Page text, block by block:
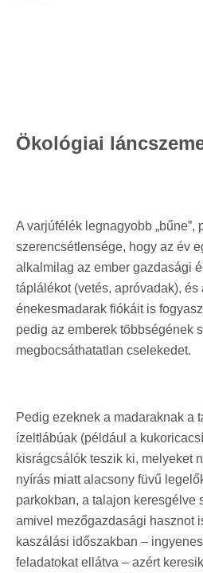
Ökológiai
A varjúfélék legnagyobb „bűne”,
szerencsétlensége, hogy az év
alkalmilag az ember gazdasági
táplálékot (vetés, apróvadak), és
énekesmadarak fiókáit is
pedig az emberek többségének
megbocsáthatatlan cselekedet.
Pedig ezeknek a madaraknak a
ízeltlábúak (például a
kisrágcsálók teszik ki, melyeket
nyírás miatt alacsony füvű
parkokban, a talajon keresgélve
amivel mezőgazdasági hasznot
kaszálási időszakban –
feladatokat ellátva – azért